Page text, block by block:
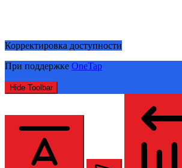
Корректировка доступности
При поддержке OneTap
Hide Toolbar